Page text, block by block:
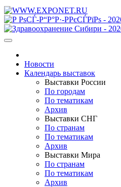
Новости
Календарь выставок
Выставки России
По городам
По тематикам
Архив
Выставки СНГ
По странам
По тематикам
Архив
Выставки Мира
По странам
По тематикам
Архив